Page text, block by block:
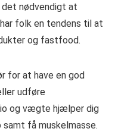
det nødvendigt at
folk en tendens til at
og fastfood.
for at have en god
udføre
og vægte hjælper dig
få muskelmasse.